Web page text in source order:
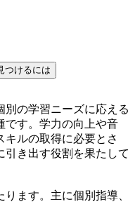
つけるには
別の学習ニーズに応える
です。学力の向上や音
ルの取得に必要とさ
引き出す役割を果たして
ます。主に個別指導、